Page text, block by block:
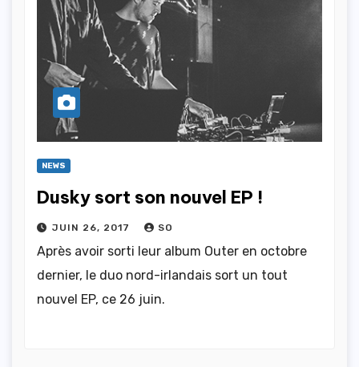
NEWS
Dusky sort son nouvel EP !
JUIN 26, 2017 SO
Après avoir sorti leur album Outer en octobre
dernier, le duo nord-irlandais sort un tout
nouvel EP, ce 26 juin.